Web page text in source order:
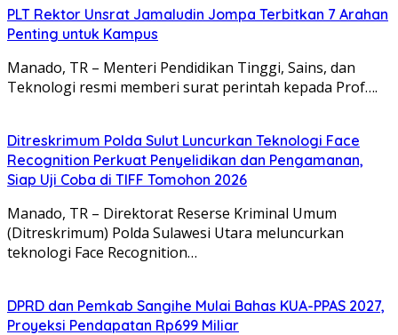
​PLT Rektor Unsrat Jamaludin Jompa Terbitkan 7 Arahan
Penting untuk Kampus
Manado, TR – ​Menteri Pendidikan Tinggi, Sains, dan
Teknologi resmi memberi surat perintah kepada Prof….
Ditreskrimum Polda Sulut Luncurkan Teknologi Face
Recognition Perkuat Penyelidikan dan Pengamanan,
Siap Uji Coba di TIFF Tomohon 2026
Manado, TR – Direktorat Reserse Kriminal Umum
(Ditreskrimum) Polda Sulawesi Utara meluncurkan
teknologi Face Recognition…
DPRD dan Pemkab Sangihe Mulai Bahas KUA-PPAS 2027,
Proyeksi Pendapatan Rp699 Miliar